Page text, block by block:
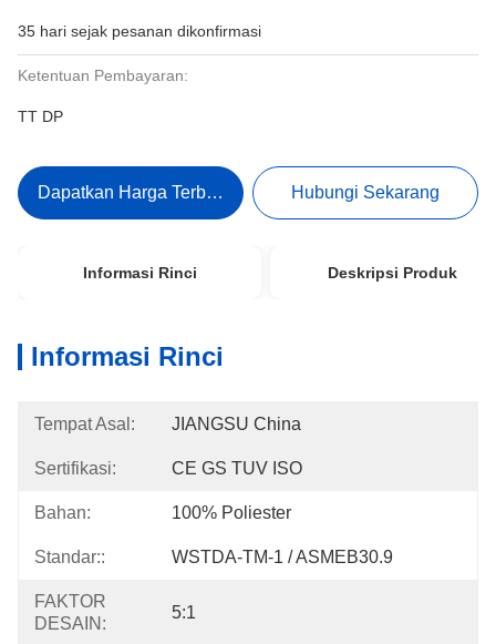
35 hari sejak pesanan dikonfirmasi
Ketentuan Pembayaran:
TT DP
Dapatkan Harga Terbaik Hubungi Sekarang
Informasi Rinci Deskripsi Produk
Informasi Rinci
Tempat Asal: JIANGSU China
Sertifikasi: CE GS TUV ISO
Bahan: 100% Poliester
Standar:: WSTDA-TM-1 / ASMEB30.9
FAKTOR
DESAIN:
5:1